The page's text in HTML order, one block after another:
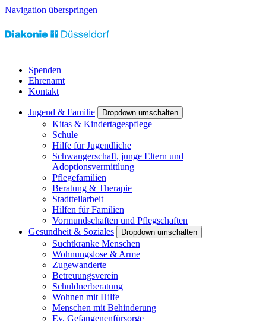
Navigation überspringen
Spenden
Ehrenamt
Kontakt
Jugend & Familie Dropdown umschalten
Kitas & Kindertagespflege
Schule
Hilfe für Jugendliche
Schwangerschaft, junge Eltern und
Adoptionsvermittlung
Pflegefamilien
Beratung & Therapie
Stadtteilarbeit
Hilfen für Familien
Vormundschaften und Pflegschaften
Gesundheit & Soziales
Dropdown umschalten
Suchtkranke Menschen
Wohnungslose & Arme
Zugewanderte
Betreuungsverein
Schuldnerberatung
Wohnen mit Hilfe
Menschen mit Behinderung
Ev. Gefangenenfürsorge